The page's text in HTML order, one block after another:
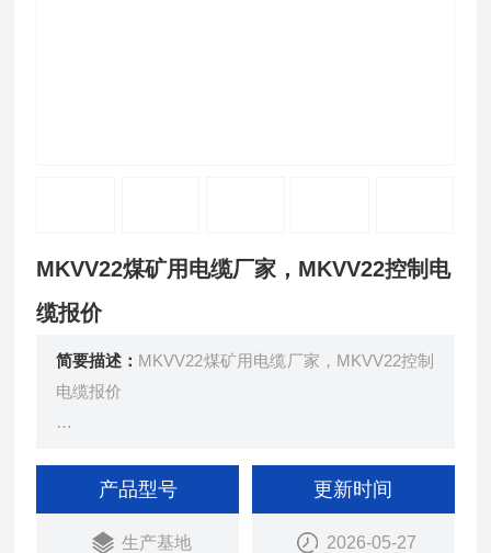
MKVV22煤矿用电缆厂家，MKVV22控制电
缆报价
简要描述： MKVV22煤矿用电缆厂家，MKVV22控制
电缆报价
铜芯聚氯乙烯护套阻燃控制电缆。
产品型号
生产基地
更新时间
2026-05-27